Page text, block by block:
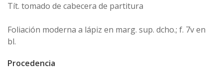
Tít. tomado de cabecera de partitura
Foliación moderna a lápiz en marg. sup. dcho.; f. 7v en
bl.
Procedencia